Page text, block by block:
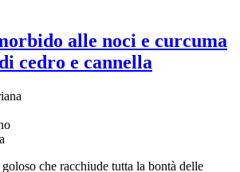
alle noci e curcuma
cedro e cannella
che racchiude tutta la bontà delle